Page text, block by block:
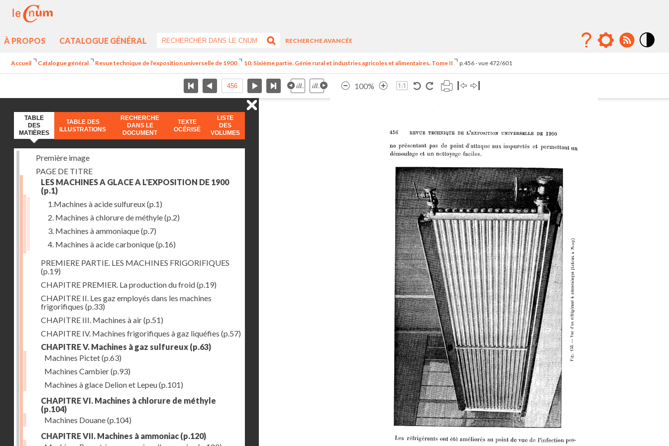
À PROPOS CATALOGUE GÉNÉRAL
RECHERCHE AVANCÉE
Accueil Catalogue général Revue technique de l'exposition universelle de 1900 10. Sixième partie. Génie rural et industries agricoles et alimentaires. Tome II p.456 - vue 472/601
100%
TABLE
DES
MATIÈRES
TABLE DES
ILLUSTRATIONS
RECHERCHE
DANS LE
DOCUMENT
TEXTE
OCÉRISÉ
LISTE
DES
VOLUMES
Première image
PAGE DE TITRE
LES MACHINES A GLACE A L'EXPOSITION DE 1900
(p.1)
1.Machines à acide sulfureux(p.1)
2. Machines à chlorure de méthyle(p.2)
3. Machines à ammoniaque(p.7)
4. Machines à acide carbonique(p.16)
PREMIERE PARTIE. LES MACHINES FRIGORIFIQUES
(p.19)
CHAPITRE PREMIER. La production du froid(p.19)
CHAPITRE II. Les gaz employés dans les machines
frigorifiques (p.33)
CHAPITRE III. Machines à air(p.51)
CHAPITRE IV. Machines frigorifiques à gaz liquéfies (p.57)
CHAPITRE V. Machines à gaz sulfureux (p.63)
Machines Pictet(p.63)
Machines Cambier(p.93)
Machines à glace Delion et Lepeu(p.101)
CHAPITRE VI. Machines à chlorure de méthyle
(p.104)
Machines Douane(p.104)
CHAPITRE VII. Machines à ammoniac (p.120)